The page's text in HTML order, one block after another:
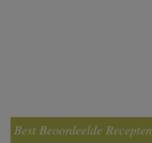
Best Beoordeelde Recepten